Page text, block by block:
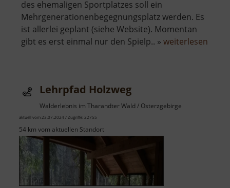
des ehemaligen Sportplatzes soll ein
Mehrgenerationenbegegnungsplatz werden. Es
ist allerlei geplant (siehe Website). Momentan
gibt es erst einmal nur den Spielp.. » weiterlesen
Lehrpfad Holzweg
Walderlebnis im Tharandter Wald / Osterzgebirge
aktuell vom 23.07.2024 / Zugriffe: 22755
54 km vom aktuellen Standort